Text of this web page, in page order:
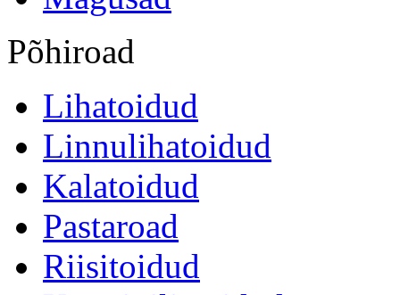
Põhiroad
Lihatoidud
Linnulihatoidud
Kalatoidud
Pastaroad
Riisitoidud